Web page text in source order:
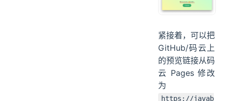
刷新网页，发现
是第一个。